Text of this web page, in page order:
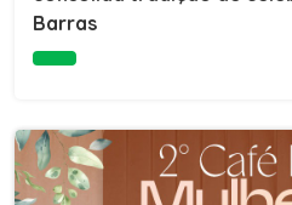
e do Instituto de
fundador da empresa Seu
AQUI
Barras